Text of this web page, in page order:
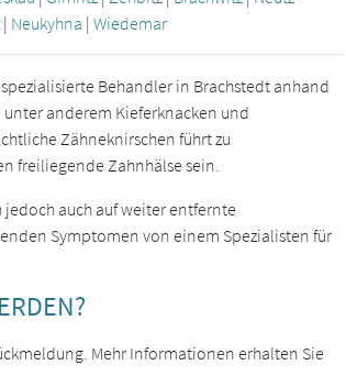
| Neukyhna |Wiedemar
Behandler in Brachstedt anhand
anderem Kieferknacken und
Zähneknirschen führt zu
freiliegende Zahnhälse sein.
jedoch auch auf weiter entfernte
Symptomen von einem Spezialisten für
Mehr Informationen erhalten Sie